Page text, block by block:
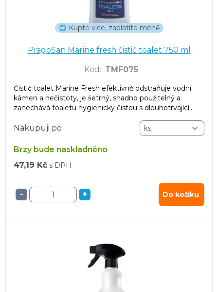
Kupte více, zaplatíte méně
PragoSan Marine fresh čistič toalet 750 ml
Kód : TMF075
Čistič toalet Marine Fresh efektivně odstraňuje vodní
kámen a nečistoty, je šetrný, snadno použitelný a
zanechává toaletu hygienicky čistou s dlouhotrvající
Nakupuji po
Brzy bude naskladněno
47,19 Kč s DPH
- + Do košíku